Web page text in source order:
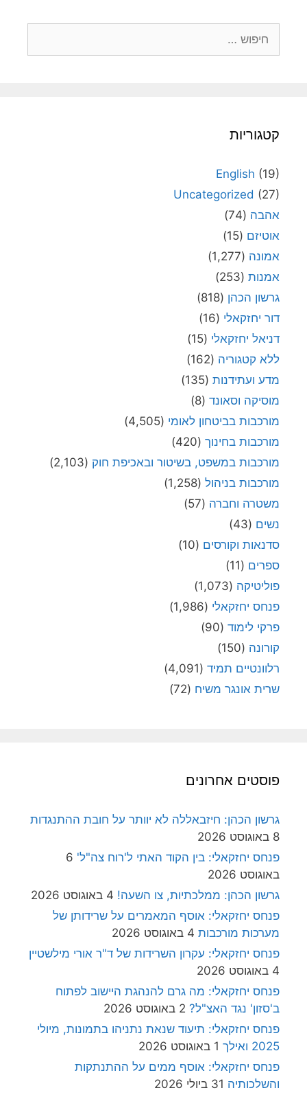
קטגוריות
English (19)
Uncategorized (27)
אהבה (74)
אוטיזם (15)
אמונה (1,277)
אמנות (253)
גרשון הכהן (818)
דור יחזקאלי (16)
דניאל יחזקאלי (15)
ללא קטגוריה (162)
מדע ועתידנות (135)
מוסיקה וסאונד (8)
מורכבות בביטחון לאומי (4,505)
מורכבות בחינוך (420)
מורכבות במשפט, בשיטור ובאכיפת חוק (2,103)
מורכבות בניהול (1,258)
משטרה וחברה (57)
נשים (43)
סדנאות וקורסים (10)
ספרים (11)
פוליטיקה (1,073)
פנחס יחזקאלי (1,986)
פרקי לימוד (90)
קורונה (150)
רלוונטיים תמיד (4,091)
שרית אונגר משיח (72)
פוסטים אחרונים
גרשון הכהן: חיזבאללה לא יוותר על חובת ההתנגדות
8 באוגוסט 2026
פנחס יחזקאלי: בין הקוד האתי ל'רוח צה"ל' 6
באוגוסט 2026
גרשון הכהן: ממלכתיות, צו השעה! 4 באוגוסט 2026
פנחס יחזקאלי: אוסף המאמרים על שרידותן של
מערכות מורכבות 4 באוגוסט 2026
פנחס יחזקאלי: עקרון השרידות של ד"ר אורי מילשטיין
4 באוגוסט 2026
פנחס יחזקאלי: מה גרם להנהגת היישוב לפתוח
ב'סזון' נגד האצ"ל? 2 באוגוסט 2026
פנחס יחזקאלי: תיעוד שנאת נתניהו בתמונות, מיולי
2025 ואילך
1 באוגוסט 2026
פנחס יחזקאלי: אוסף ממים על ההתנתקות
והשלכותיה 31 ביולי 2026